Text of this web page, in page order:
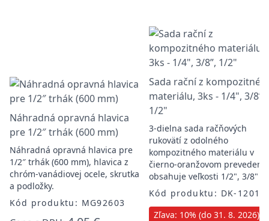
Náhradná opravná hlavica
pre 1/2″ trhák (600 mm)
Náhradná opravná hlavica pre
1/2″ trhák (600 mm), hlavica z
chróm-vanádiovej ocele, skrutka
a podložky.
Kód produktu: MG92603
Sada rační z
materiálu, 3ks - 1/4", 3/8”,
1/2"
3-dielna sada račňových
rukovätí z odolného
kompozitného materiálu v
čierno-oranžovom prevedení,
obsahuje veľkosti 1/2", 3/8"
Kód produktu: DK-
Zľava: 10% (do 31. 8. 2026)